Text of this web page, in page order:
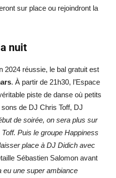
sur place ou rejoindront la
nuit
2024 réussie, le bal gratuit est
. À partir de 21h30, l’Espace
piste de danse où petits
de DJ Chris Toff, DJ
de soirée, on sera plus sur
Puis le groupe Happiness
place à DJ Didich avec
Sébastien Salomon avant
eu une super ambiance